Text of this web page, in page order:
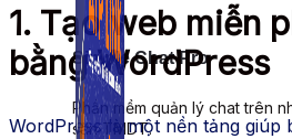
Simple Chat Pro
Phần mềm quản lý chat trên
sàn TMDT.
1. Tạo web miễn
bằng WordPress
WordPress là một nền tảng giúp